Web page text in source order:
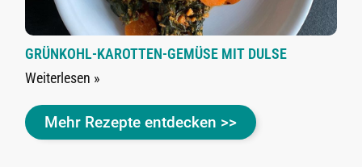
GRÜNKOHL-KAROTTEN-GEMÜSE MIT DULSE
Weiterlesen »
Mehr Rezepte entdecken >>